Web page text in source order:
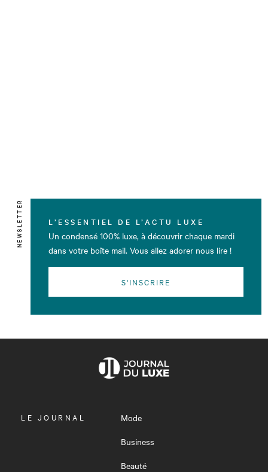
NEWSLETTER L’ESSENTIEL DE L’ACTU LUXE
Un condensé 100% luxe, à découvrir chaque mardi
dans votre boîte mail. Vous allez adorer nous lire !
S'INSCRIRE
OUVRIR
LE JOURNAL
Mode
Business
Beauté